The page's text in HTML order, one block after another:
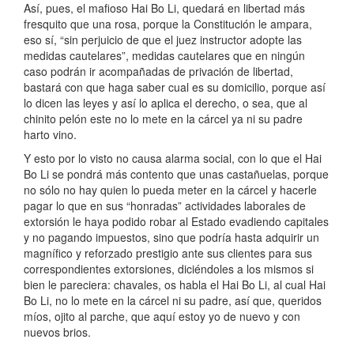
Así, pues, el mafioso Hai Bo Li, quedará en libertad más
fresquito que una rosa, porque la Constitución le ampara,
eso sí, “sin perjuicio de que el juez instructor adopte las
medidas cautelares”, medidas cautelares que en ningún
caso podrán ir acompañadas de privación de libertad,
bastará con que haga saber cual es su domicilio, porque así
lo dicen las leyes y así lo aplica el derecho, o sea, que al
chinito pelón este no lo mete en la cárcel ya ni su padre
harto vino.
Y esto por lo visto no causa alarma social, con lo que el Hai
Bo Li se pondrá más contento que unas castañuelas, porque
no sólo no hay quien lo pueda meter en la cárcel y hacerle
pagar lo que en sus “honradas” actividades laborales de
extorsión le haya podido robar al Estado evadiendo capitales
y no pagando impuestos, sino que podría hasta adquirir un
magnífico y reforzado prestigio ante sus clientes para sus
correspondientes extorsiones, diciéndoles a los mismos si
bien le pareciera: chavales, os habla el Hai Bo Li, al cual Hai
Bo Li, no lo mete en la cárcel ni su padre, así que, queridos
míos, ojito al parche, que aquí estoy yo de nuevo y con
nuevos brios.